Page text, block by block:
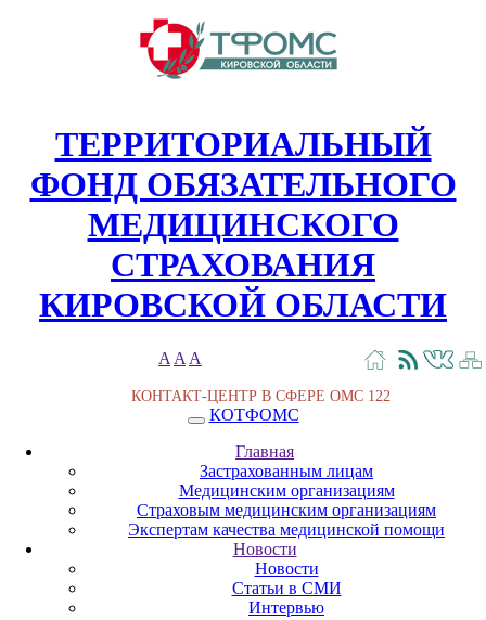
ТЕРРИТОРИАЛЬНЫЙ
ФОНД ОБЯЗАТЕЛЬНОГО
МЕДИЦИНСКОГО
СТРАХОВАНИЯ
КИРОВСКОЙ ОБЛАСТИ
A A A
КОНТАКТ-ЦЕНТР В СФЕРЕ ОМС 122
КОТФОМС
Главная
Застрахованным лицам
Медицинским организациям
Страховым медицинским организациям
Экспертам качества медицинской помощи
Новости
Новости
Статьи в СМИ
Интервью